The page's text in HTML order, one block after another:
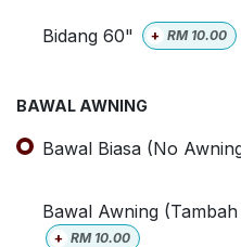
Bidang 60" + RM 10.00
BAWAL AWNING
Bawal Biasa (No
Bawal Awning
+ RM 10.00